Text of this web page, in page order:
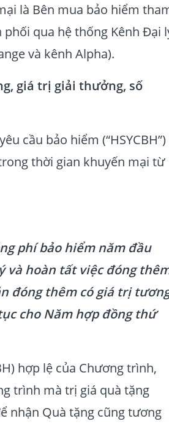
là Bên mua bảo hiểm
phối qua hệ thống Kênh Đại
và kênh Alpha).
giá trị giải thưởng, số
cầu bảo hiểm (“HSYCBH”)
thời gian khuyến mại từ
phí bảo hiểm năm đầu
và hoàn tất việc đóng
đóng thêm có giá trị
cho Năm hợp đồng thứ
hợp lệ của Chương trình,
trình mà trị giá quà tặng
nhận Quà tặng cũng tương